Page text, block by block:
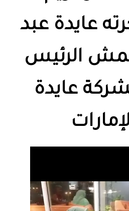
عايدة عبد
الرئيس
عايدة